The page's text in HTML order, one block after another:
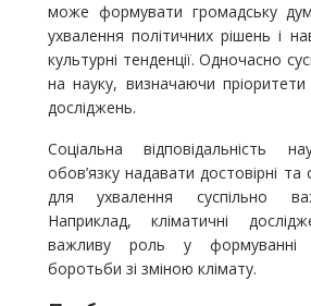
може формувати громадську
ухвалення політичних рішень і
культурні тенденції. Одночасно
на науку, визначаючи
досліджень.
Соціальна відповідальність
обов’язку надавати достовірні та
для ухвалення суспільно
Наприклад, кліматичні
важливу роль у формуванні
боротьби зі зміною клімату.